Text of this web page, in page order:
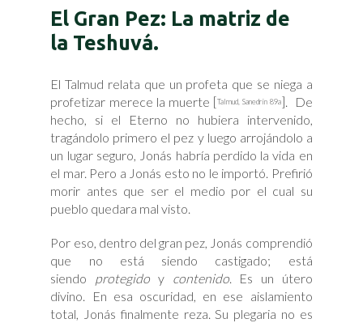
El Gran Pez: La matriz de
la Teshuvá.
El Talmud relata que un profeta que se niega a
profetizar merece la muerte [Talmud, Sanedrín 89a]. De
hecho, si el Eterno no hubiera intervenido,
tragándolo primero el pez y luego arrojándolo a
un lugar seguro, Jonás habría perdido la vida en
el mar. Pero a Jonás esto no le importó. Prefirió
morir antes que ser el medio por el cual su
pueblo quedara mal visto.
Por eso, dentro del gran pez, Jonás comprendió
que no está siendo castigado; está
siendo protegido y contenido. Es un útero
divino. En esa oscuridad, en ese aislamiento
total, Jonás finalmente reza. Su plegaria no es